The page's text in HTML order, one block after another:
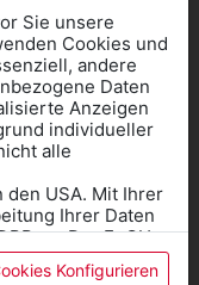
€ 28,90
Sie unsere
Cookies und
andere
Daten
Anzeigen
individueller
alle
den USA. Mit Ihrer
Ihrer Daten
zu. Der EuGH
Datenschutz
US-Behörden
Konfigurieren
Sie
der